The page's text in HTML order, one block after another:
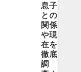
は？
「ヌ
ート
バ
ー」
こ
と、
とサ
ッカ
ーの
違い
につ
いて
紹介
さん
とす
ずさ
んが
破局
を発
表し
息子
との
関係
や現
在を
徹底
調